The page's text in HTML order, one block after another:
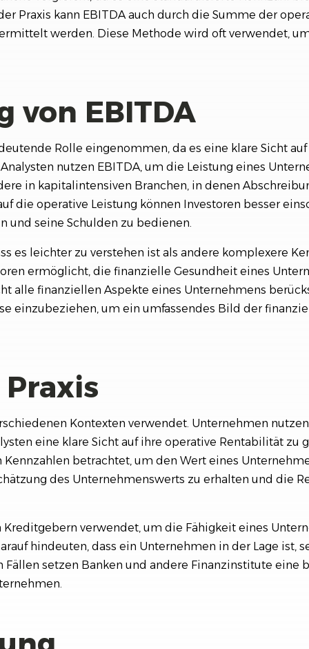
Praxis kann EBITDA auch durch die Summe der
werden. Diese Methode wird oft verwendet,
von EBITDA
Rolle eingenommen, da es eine klare Sicht
nutzen EBITDA, um die Leistung eines
in kapitalintensiven Branchen, in denen
die operative Leistung können Investoren besser
und seine Schulden zu bedienen.
es leichter zu verstehen ist als andere komplexere
ermöglicht, die finanzielle Gesundheit eines
alle finanziellen Aspekte eines Unternehmens
einzubeziehen, um ein umfassendes Bild der
Kontexten verwendet. Unternehmen
eine klare Sicht auf ihre operative Rentabilität zu
betrachtet, um den Wert eines
des Unternehmenswerts zu erhalten und die
Kreditgebern verwendet, um die Fähigkeit eines
hindeuten, dass ein Unternehmen in der Lage ist,
setzen Banken und andere Finanzinstitute eine